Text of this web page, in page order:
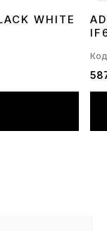
WHITE